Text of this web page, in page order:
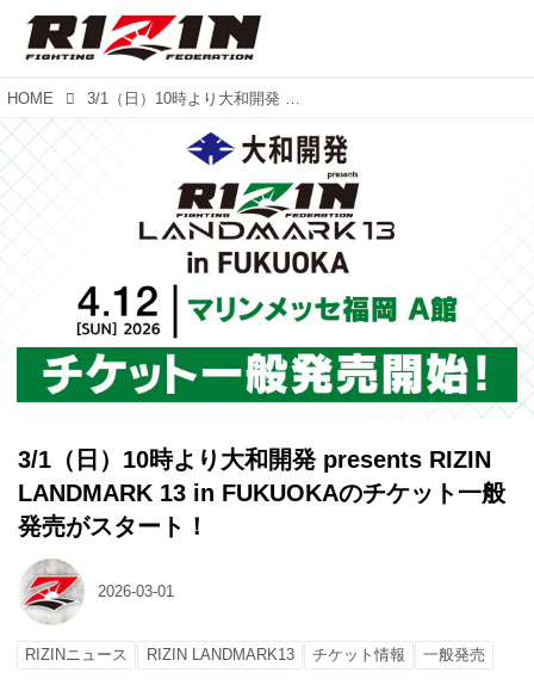
HOME 3/1（日）10時より大和開発 presents RIZIN LANDMARK 13 in FUKUOKAのチケット一般発売がスタート！
3/1（日）10時より大和開発 presents RIZIN
LANDMARK 13 in FUKUOKAのチケット一般
発売がスタート！
2026-03-01
RIZINニュース RIZIN LANDMARK13 チケット情報 一般発売